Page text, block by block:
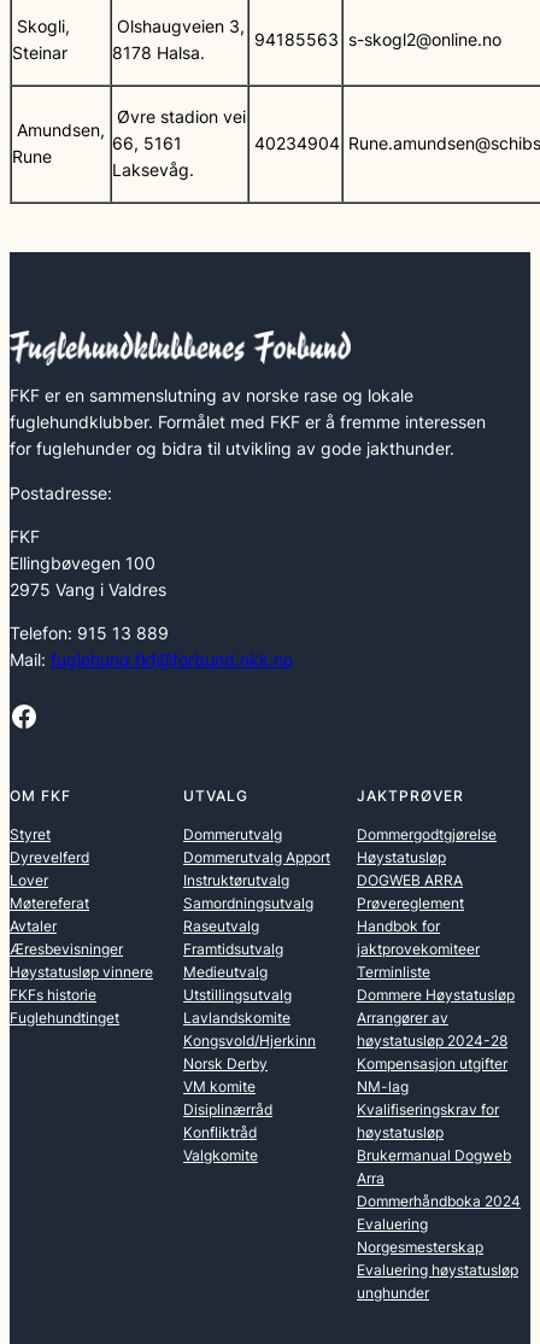
Skogli,
Steinar
Olshaugveien 3,
8178 Halsa.
94185563 s-skogl2@online.no
Amundsen,
Rune
Øvre stadion vei
66, 5161
Laksevåg.
40234904
FKF er en sammenslutning av norske rase og lokale
fuglehundklubber. Formålet med FKF er å fremme interessen
for fuglehunder og bidra til utvikling av gode jakthunder.
Postadresse:
FKF
Ellingbøvegen 100
2975 Vang i Valdres
Telefon: 915 13 889
Mail: fuglehund.fkf@forbund.nkk.no
Facebook
OM FKF
Styret
Dyrevelferd
Lover
Møtereferat
Avtaler
Æresbevisninger
Høystatusløp vinnere
FKFs historie
Fuglehundtinget
UTVALG
Dommerutvalg
Dommerutvalg Apport
Instruktørutvalg
Samordningsutvalg
Raseutvalg
Framtidsutvalg
Medieutvalg
Utstillingsutvalg
Lavlandskomite
Kongsvold/Hjerkinn
Norsk Derby
VM komite
Disiplinærråd
Konfliktråd
Valgkomite
JAKTPRØVER
Dommergodtgjørelse
Høystatusløp
DOGWEB ARRA
Prøvereglement
Handbok for
jaktprovekomiteer
Terminliste
Dommere Høystatusløp
Arrangører av
høystatusløp 2024-28
Kompensasjon utgifter
NM-lag
Kvalifiseringskrav for
høystatusløp
Brukermanual Dogweb
Arra
Dommerhåndboka 2024
Evaluering
Norgesmesterskap
Evaluering høystatusløp
unghunder